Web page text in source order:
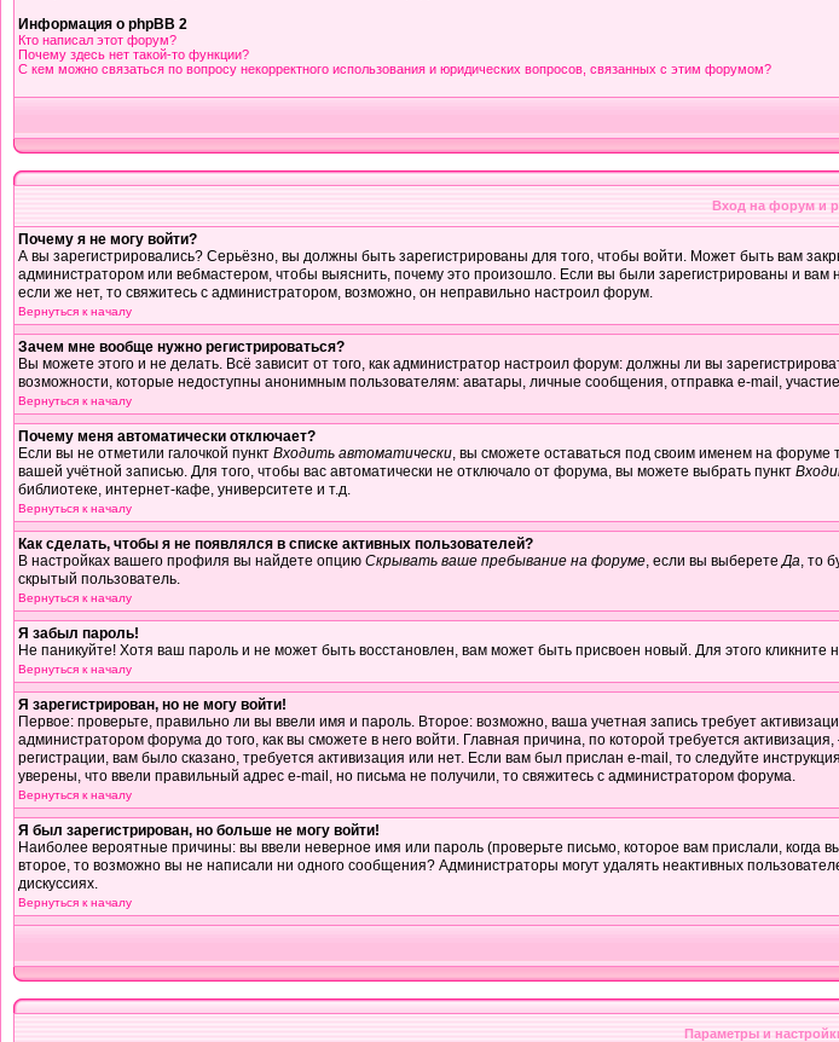
Информация о phpBB 2
Кто написал этот форум?
Почему здесь нет такой-то функции?
С кем можно связаться по вопросу некорректного использования и юридических вопросов, связанных с этим форумом?
Вход на форум и
Почему я не могу войти?
А вы зарегистрировались? Серьёзно, вы должны быть зарегистрированы для того, чтобы войти. Может быть вам
администратором или вебмастером, чтобы выяснить, почему это произошло. Если вы были зарегистрированы и
если же нет, то свяжитесь с администратором, возможно, он неправильно настроил форум.
Вернуться к началу
Зачем мне вообще нужно регистрироваться?
Вы можете этого и не делать. Всё зависит от того, как администратор настроил форум: должны ли вы
возможности, которые недоступны анонимным пользователям: аватары, личные сообщения, отправка e-mail,
Вернуться к началу
Почему меня автоматически отключает?
Если вы не отметили галочкой пункт Входить автоматически, вы сможете оставаться под своим именем на форуме
вашей учётной записью. Для того, чтобы вас автоматически не отключало от форума, вы можете выбрать пункт
библиотеке, интернет-кафе, университете и т.д.
Вернуться к началу
Как сделать, чтобы я не появлялся в списке активных пользователей?
В настройках вашего профиля вы найдете опцию Скрывать ваше пребывание на форуме, если вы выберетеДа, то
скрытый пользователь.
Вернуться к началу
Я забыл пароль!
Не паникуйте! Хотя ваш пароль и не может быть восстановлен, вам может быть присвоен новый. Для этого кликните
Вернуться к началу
Я зарегистрирован, но не могу войти!
Первое: проверьте, правильно ли вы ввели имя и пароль. Второе: возможно, ваша учетная запись требует
администратором форума до того, как вы сможете в него войти. Главная причина, по которой требуется
регистрации, вам было сказано, требуется активизация или нет. Если вам был прислан e-mail, то следуйте
уверены, что ввели правильный адрес e-mail, но письма не получили, то свяжитесь с администратором форума.
Вернуться к началу
Я был зарегистрирован, но больше не могу войти!
Наиболее вероятные причины: вы ввели неверное имя или пароль (проверьте письмо, которое вам прислали,
второе, то возможно вы не написали ни одного сообщения? Администраторы могут удалять неактивных
дискуссиях.
Вернуться к началу
Параметры и